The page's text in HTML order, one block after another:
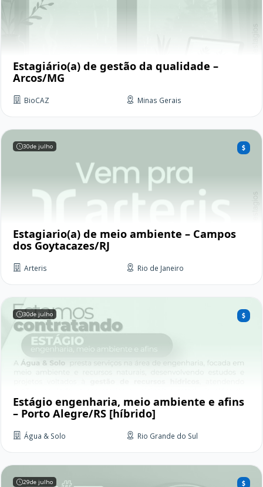
Estagiário(a) de gestão da qualidade –
Arcos/MG
BioCAZ Minas Gerais
30de julho
Estagiario(a) de meio ambiente – Campos
dos Goytacazes/RJ
Arteris Rio de Janeiro
30de julho
Estágio engenharia, meio ambiente e afins
– Porto Alegre/RS [híbrido]
Água & Solo Rio Grande do Sul
29de julho